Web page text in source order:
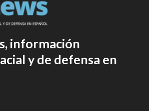
información
y de defensa en